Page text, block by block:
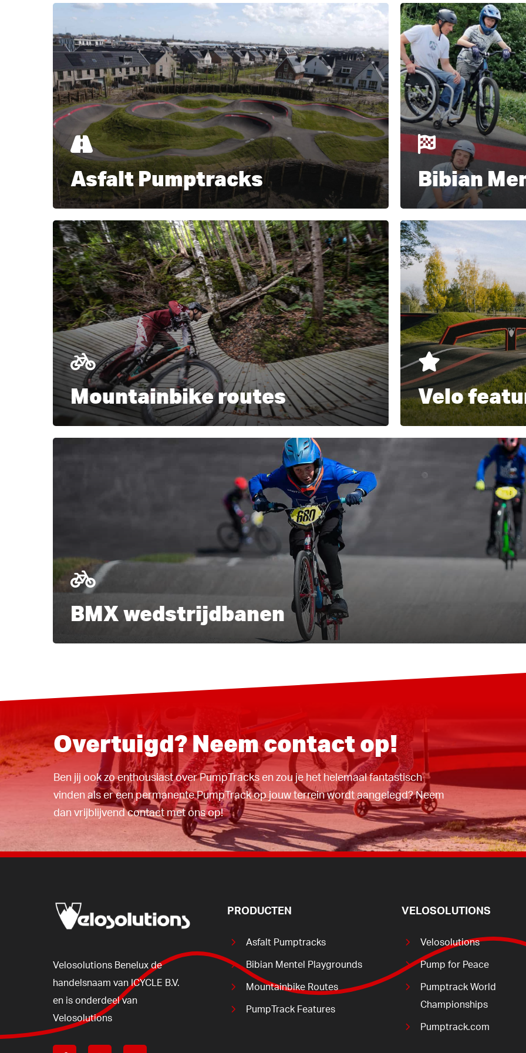
Druk op ENTER om te zoeken of ESC te sluiten
Asfalt Pumptracks Bibian
Learn
more
Mountainbike routes
Learn
more
Velo
Learn
more
BMX wedstrijdbanen
Overtuigd? Neem contact op!
Ben jij ook zo enthousiast over PumpTracks en zou je het helemaal fantastisch
vinden als er een permanente PumpTrack op jouw terrein wordt aangelegd? Neem
dan vrijblijvend contact met ons op!
Velosolutions Benelux de
handelsnaam van ICYCLE B.V.
en is onderdeel van
Velosolutions
PRODUCTEN
Asfalt Pumptracks
Bibian Mentel Playgrounds
Mountainbike Routes
PumpTrack Features
VELOSOLUTIONS
Velosolutions
Pump for Peace
Pumptrack World
Championships
Pumptrack.com